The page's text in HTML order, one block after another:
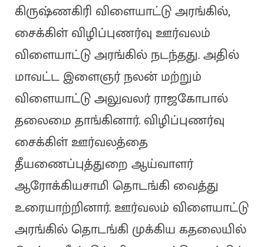
கிருஷ்ணகிரி விளையாட்டு அரங்கில்,
சைக்கிள் விழிப்புணர்வு ஊர்வலம்
விளையாட்டு அரங்கில் நடந்தது. அதில்
மாவட்ட இளைஞர் நலன் மற்றும்
விளையாட்டு அலுவலர் ராஜகோபால்
தலைமை தாங்கினார். விழிப்புணர்வு
சைக்கிள் ஊர்வலத்தை
தீயணைப்புத்துறை ஆய்வாளர்
ஆரோக்கியசாமி தொடங்கி வைத்து
உரையாற்றினார். ஊர்வலம் விளையாட்டு
அரங்கில் தொடங்கி முக்கிய கதலையில்